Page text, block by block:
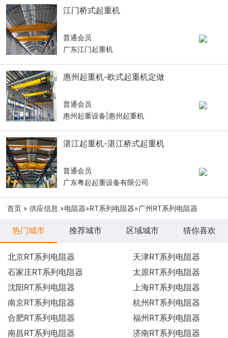
江门桥式起重机
普通会员
广东江门起重机
惠州起重机-欧式起重机定做
普通会员
惠州起重设备|惠州起重机
湛江起重机-湛江桥式起重机
普通会员
广东粤起起重设备有限公司
首页 » 供应信息 »电阻器»RT系列电阻器»广州RT系列电阻器
热门城市 推荐城市 区域城市 猜你喜欢
北京RT系列电阻器
天津RT系列电阻器
石家庄RT系列电阻器
太原RT系列电阻器
沈阳RT系列电阻器
上海RT系列电阻器
南京RT系列电阻器
杭州RT系列电阻器
合肥RT系列电阻器
福州RT系列电阻器
南昌RT系列电阻器
济南RT系列电阻器